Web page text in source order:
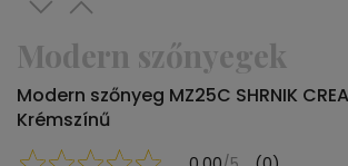
Modern szőnyegek
Modern szőnyeg MZ25C SHRNIK
Krémszínű